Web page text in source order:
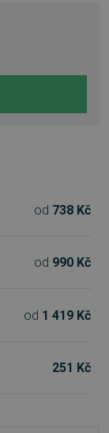
od 738 Kč
od 990 Kč
od 1 419 Kč
251 Kč